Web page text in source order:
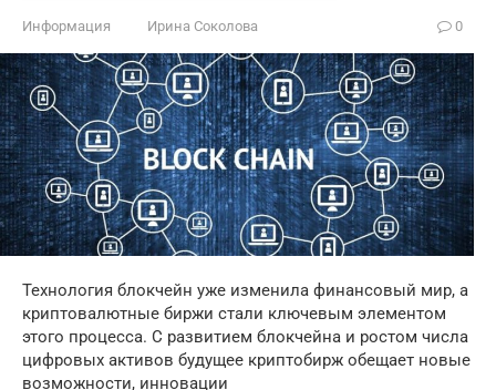
Информация Ирина Соколова 0
Технология блокчейн уже изменила финансовый мир, а
криптовалютные биржи стали ключевым элементом
этого процесса. С развитием блокчейна и ростом числа
цифровых активов будущее криптобирж обещает новые
возможности, инновации